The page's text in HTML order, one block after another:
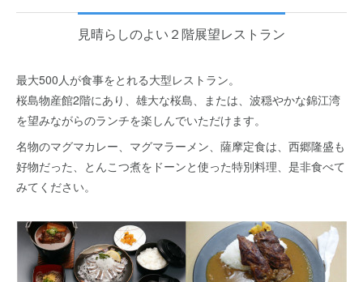
見晴らしのよい２階展望レストラン
最大500人が食事をとれる大型レストラン。
桜島物産館2階にあり、雄大な桜島、または、波穏やかな錦江湾
を望みながらのランチを楽しんでいただけます。
名物のマグマカレー、マグマラーメン、薩摩定食は、西郷隆盛も
好物だった、とんこつ煮をドーンと使った特別料理、是非食べて
みてください。